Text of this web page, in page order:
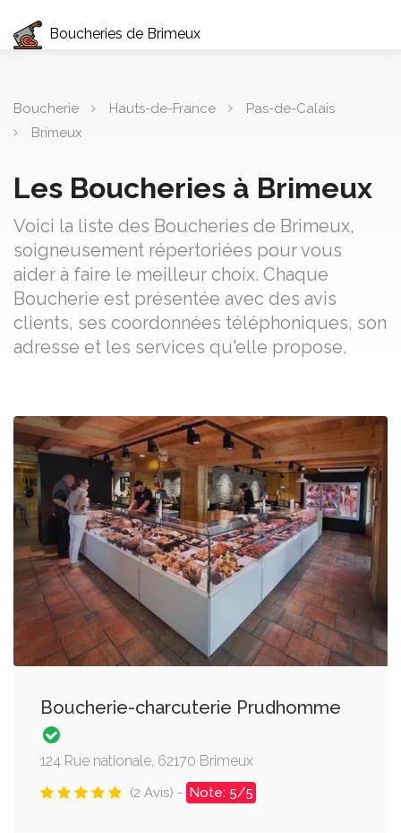
Boucheries de Brimeux
Boucherie Hauts-de-France
Pas-de-Calais
Brimeux
Les Boucheries à Brimeux
Voici la liste des Boucheries de Brimeux,
soigneusement répertoriées pour vous
aider à faire le meilleur choix. Chaque
Boucherie est présentée avec des avis
clients, ses coordonnées téléphoniques, son
adresse et les services qu'elle propose.
Boucherie-charcuterie Prudhomme
124 Rue nationale, 62170 Brimeux
(2 Avis) - Note: 5/5